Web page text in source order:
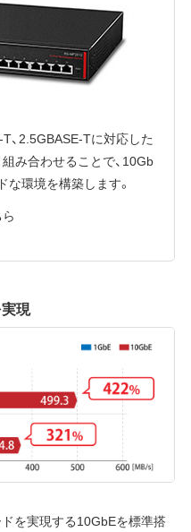
、2.5GBASE-Tに対応した
み合わせることで、10Gb
な環境を構築します。
現
を実現する10GbEを標準搭